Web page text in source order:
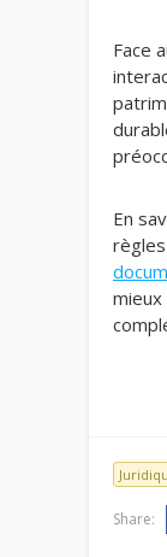
Face
En
Share: